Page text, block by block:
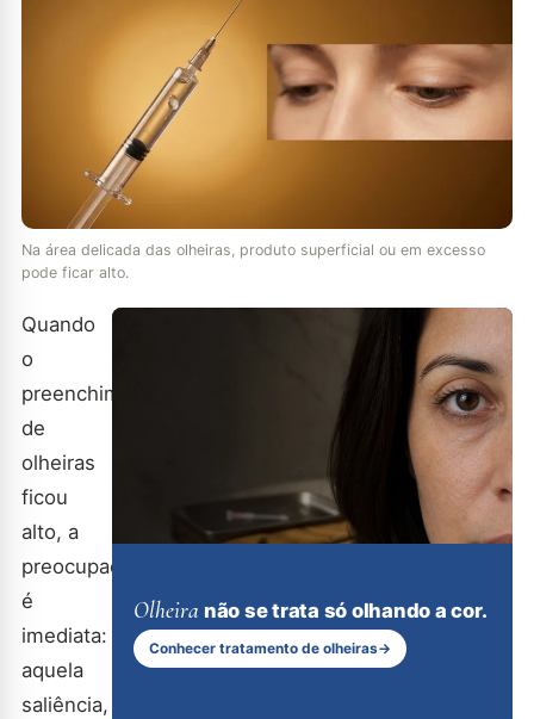
Na área delicada das olheiras, produto superficial ou em excesso
pode ficar alto.
Quando
o
preenchimento
de
olheiras
ficou
alto, a
preocupação
é
imediata:
aquela
saliência,
Olheira não se trata só olhando a cor.
Conhecer tratamento de olheiras→